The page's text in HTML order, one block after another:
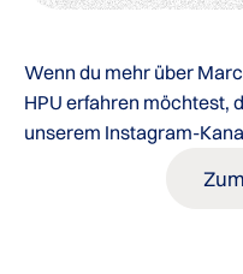
Wenn du mehr über
HPU erfahren möchtest,
unserem Instagram-